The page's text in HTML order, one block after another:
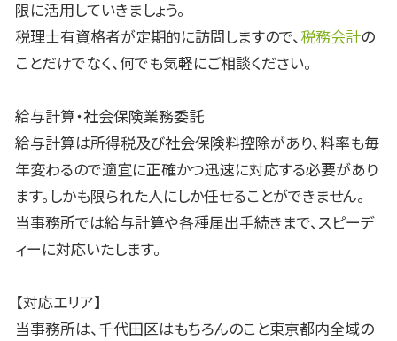
限に活用していきましょう。
税理士有資格者が定期的に訪問しますので、税務会計の
ことだけでなく、何でも気軽にご相談ください。
給与計算・社会保険業務委託
給与計算は所得税及び社会保険料控除があり、料率も毎
年変わるので適宜に正確かつ迅速に対応する必要があり
ます。しかも限られた人にしか任せることができません。
当事務所では給与計算や各種届出手続きまで、スピーデ
ィーに対応いたします。
【対応エリア】
当事務所は、千代田区はもちろんのこと東京都内全域の